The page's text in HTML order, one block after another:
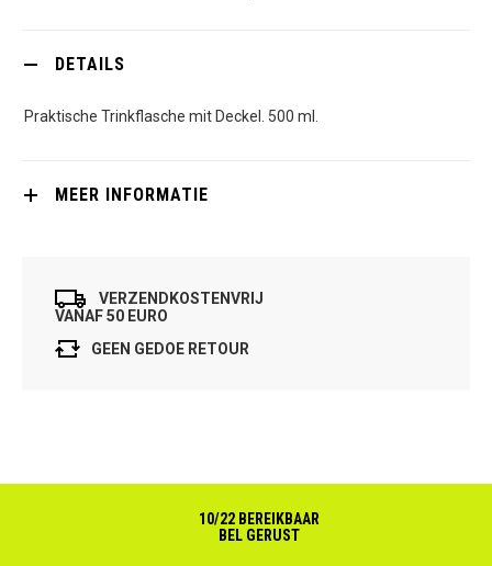
DETAILS
Praktische Trinkflasche mit Deckel. 500 ml.
MEER INFORMATIE
VERZENDKOSTENVRIJ
VANAF 50 EURO
GEEN GEDOE RETOUR
10/22 BEREIKBAAR
BEL GERUST